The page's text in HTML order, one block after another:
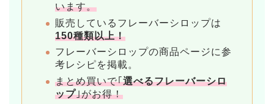
います。
販売しているフレーバーシロップは
150種類以上！
フレーバーシロップの商品ページに参
考レシピを掲載。
まとめ買いで｢選べるフレーバーシロ
ップ｣がお得！